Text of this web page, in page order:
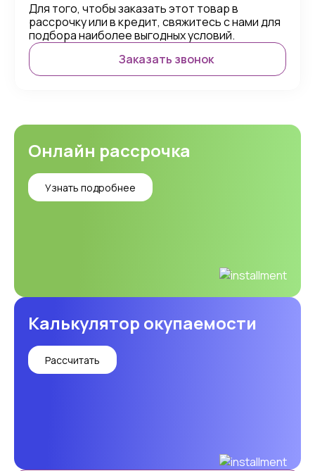
Для того, чтобы заказать этот товар в
рассрочку или в кредит, свяжитесь с нами для
подбора наиболее выгодных условий.
Заказать звонок
Онлайн рассрочка
Узнать подробнее
Калькулятор окупаемости
Рассчитать